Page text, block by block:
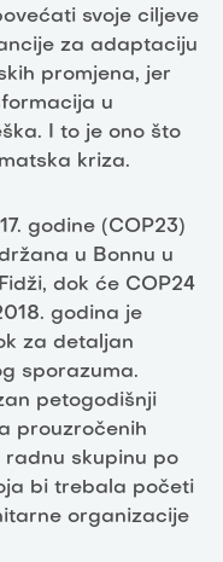
svoje ciljeve
za adaptaciju
promjena, jer
u
I to je ono što
kriza.
godine (COP23)
u Bonnu u
dok će COP24
godina je
za detaljan
sporazuma.
petogodišnji
prouzročenih
radnu skupinu po
bi trebala početi
organizacije